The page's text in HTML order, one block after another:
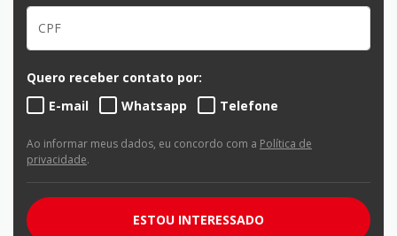
Quero receber contato por:
E-mail
Whatsapp Telefone
Ao informar meus dados, eu concordo com a Política de
privacidade.
ESTOU INTERESSADO